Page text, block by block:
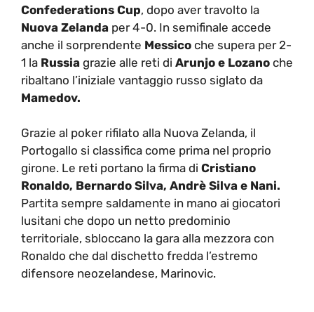
Confederations Cup, dopo aver travolto la
Nuova Zelanda per 4-0. In semifinale accede
anche il sorprendente Messico che supera per 2-
1 la Russia grazie alle reti di Arunjo e Lozano che
ribaltano l’iniziale vantaggio russo siglato da
Mamedov.
Grazie al poker rifilato alla Nuova Zelanda, il
Portogallo si classifica come prima nel proprio
girone. Le reti portano la firma di Cristiano
Ronaldo, Bernardo Silva, Andrè Silva e Nani.
Partita sempre saldamente in mano ai giocatori
lusitani che dopo un netto predominio
territoriale, sbloccano la gara alla mezzora con
Ronaldo che dal dischetto fredda l’estremo
difensore neozelandese, Marinovic.